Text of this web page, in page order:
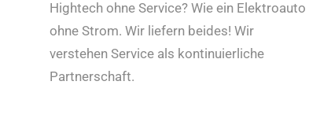
Hightech ohne Service? Wie ein Elektroauto
ohne Strom. Wir liefern beides! Wir
verstehen Service als kontinuierliche
Partnerschaft.